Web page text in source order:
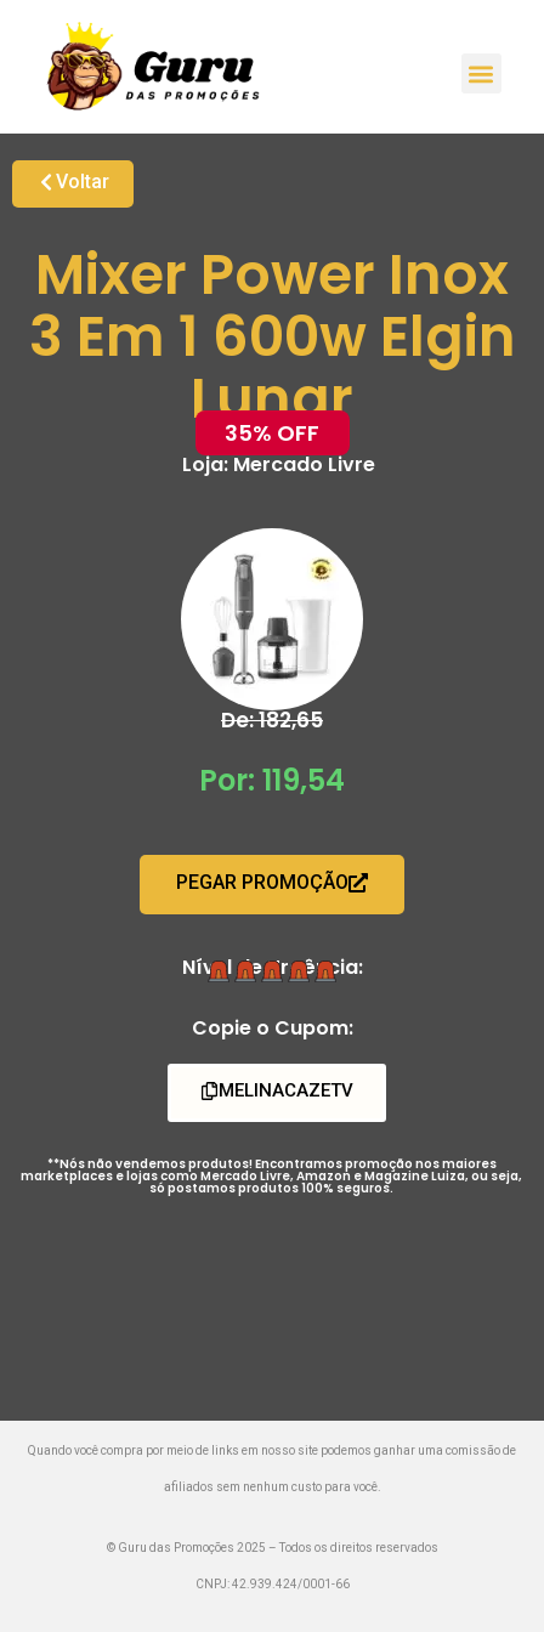
Voltar
Mixer Power Inox
3 Em 1 600w Elgin
Lunar
35% OFF
Loja:Mercado Livre
De: 182,65
Por: 119,54
PEGAR PROMOÇÃO
Nível de Urgência:
Copie o Cupom:
MELINACAZETV
**Nós não vendemos produtos! Encontramos promoção nos maiores
marketplaces e lojas como Mercado Livre, Amazon e Magazine Luiza, ou seja,
só postamos produtos 100% seguros.
Quando você compra por meio de links em nosso site podemos ganhar uma comissão de
afiliados sem nenhum custo para você.
© Guru das Promoções 2025 – Todos os direitos reservados
CNPJ: 42.939.424/0001-66